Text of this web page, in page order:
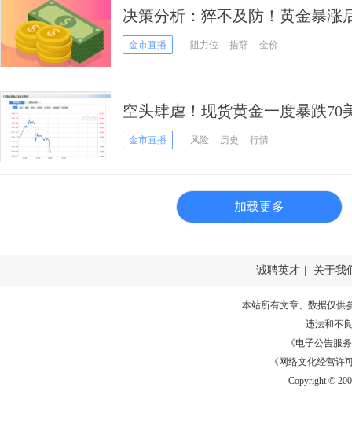
决策分析：猝不及防！黄金暴涨
的历史要重演？两大风险事件
金市直播 阻力位 措辞 金价
空头肆虐！现货黄金一度暴跌70
所发出预警！
金市直播 风险 历史 行情
加载更多
诚聘英才 关于我
本站所有文章、数据仅供
违法和不
《电子公告服务
《网络文化经营许
Copyright ©